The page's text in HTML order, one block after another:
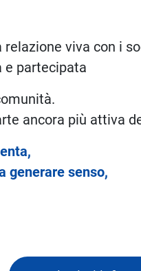
viva con i
e partecipata
ancora più attiva
generare senso,